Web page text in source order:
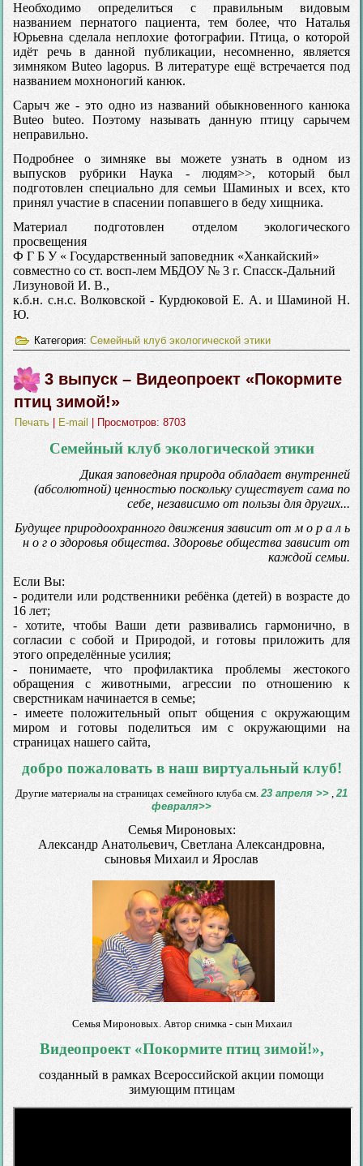
Необходимо определиться с правильным видовым
названием пернатого пациента, тем более, что Наталья
Юрьевна сделала неплохие фотографии. Птица, о которой
идёт речь в данной публикации, несомненно, является
зимняком Buteo lagopus. В литературе ещё встречается под
названием мохноногий канюк.
Сарыч же - это одно из названий обыкновенного канюка
Buteo buteo. Поэтому называть данную птицу сарычем
неправильно.
Подробнее о зимняке вы можете узнать в одном из
выпусков рубрики Наука - людям>>, который был
подготовлен специально для семьи Шаминых и всех, кто
принял участие в спасении попавшего в беду хищника.
Материал подготовлен отделом экологического
просвещения
Ф Г Б У « Государственный заповедник «Ханкайский»
совместно со ст. восп-лем МБДОУ № 3 г. Спасск-Дальний
Лизуновой И. В.,
к.б.н. с.н.с. Волковской - Курдюковой Е. А. и Шаминой Н.
Ю.
Категория:Семейный клуб экологической этики
3 выпуск – Видеопроект «Покормите
птиц зимой!»
Печать E-mail | Просмотров: 8703
Семейный клуб экологической этики
Дикая заповедная природа обладает внутренней
(абсолютной) ценностью поскольку существует сама по
себе, независимо от пользы для других...
Будущее природоохранного движения зависит от м о р а л ь
н о г о здоровья общества. Здоровье общества зависит от
каждой семьи.
Если Вы:
- родители или родственники ребёнка (детей) в возрасте до
16 лет;
- хотите, чтобы Ваши дети развивались гармонично, в
согласии с собой и Природой, и готовы приложить для
этого определённые усилия;
- понимаете, что профилактика проблемы жестокого
обращения с животными, агрессии по отношению к
сверстникам начинается в семье;
- имеете положительный опыт общения с окружающим
миром и готовы поделиться им с окружающими на
страницах нашего сайта,
добро пожаловать в наш виртуальный клуб!
Другие материалы на страницах семейного клуба см.23 апреля >> , 21
февраля>>
Семья Мироновых:
Александр Анатольевич, Светлана Александровна,
сыновья Михаил и Ярослав
Семья Мироновых. Автор снимка - сын Михаил
Видеопроект «Покормите птиц зимой!»,
созданный в рамках Всероссийской акции помощи
зимующим птицам